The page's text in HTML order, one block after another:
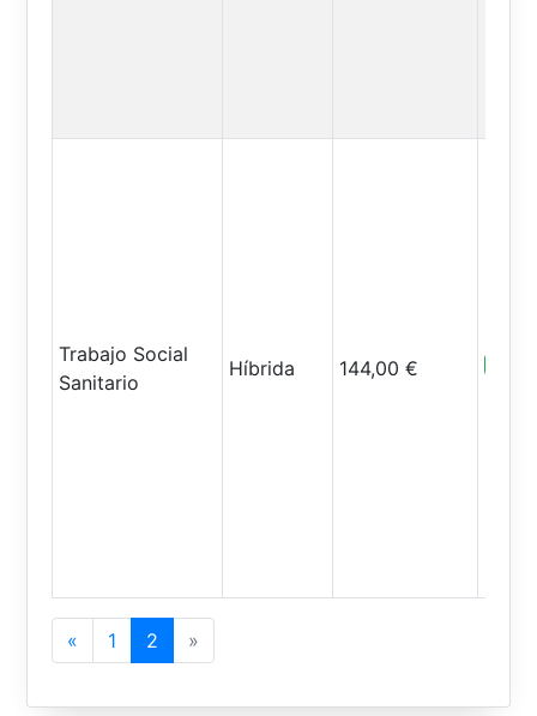
Trabajo Social
Sanitario
Híbrida 144,00 €
« Previous
1 2 »